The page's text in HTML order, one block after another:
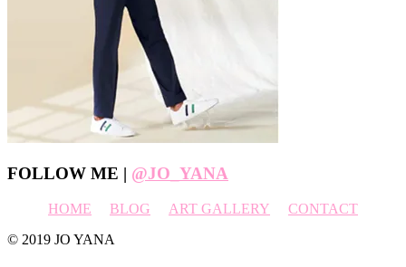
Footer
FOLLOW ME | @JO_YANA
HOME BLOG ART GALLERY
CONTACT
© 2019 JO YANA